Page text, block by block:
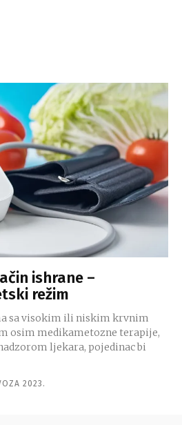
ishrane –
režim
sa visokim ili niskim krvnim
osim medikametozne terapije,
ljekara, pojedinac bi
2023.